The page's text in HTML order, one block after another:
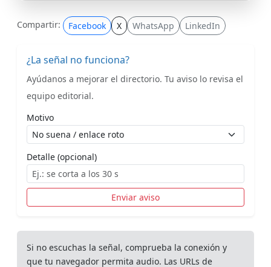
Compartir: Facebook X WhatsApp LinkedIn
¿La señal no funciona?
Ayúdanos a mejorar el directorio. Tu aviso lo revisa el
equipo editorial.
Motivo
Detalle (opcional)
Enviar aviso
Si no escuchas la señal, comprueba la conexión y
que tu navegador permita audio. Las URLs de